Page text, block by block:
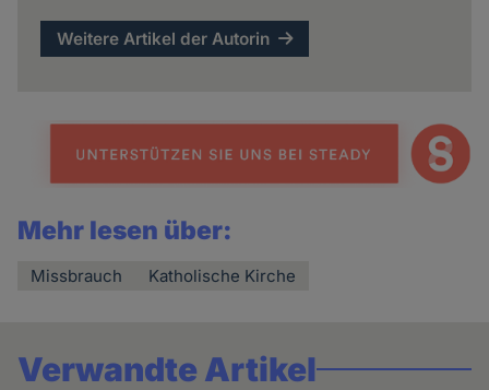
Weitere Artikel der Autorin
Mehr lesen über:
Missbrauch Katholische Kirche
Verwandte Artikel